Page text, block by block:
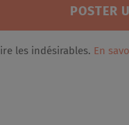
les indésirables. En